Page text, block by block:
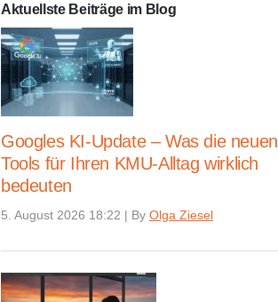
Aktuellste Beiträge im Blog
Googles KI-Update – Was die neuen
Tools für Ihren KMU-Alltag wirklich
bedeuten
5. August 2026 18:22 | By Olga Ziesel